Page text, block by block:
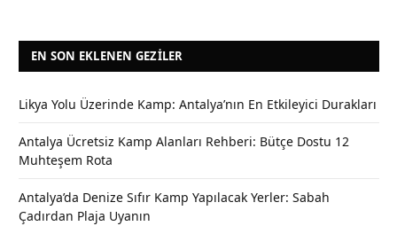
EN SON EKLENEN GEZILER
Likya Yolu Üzerinde Kamp: Antalya’nın En Etkileyici Durakları
Antalya Ücretsiz Kamp Alanları Rehberi: Bütçe Dostu 12
Muhteşem Rota
Antalya’da Denize Sıfır Kamp Yapılacak Yerler: Sabah
Çadırdan Plaja Uyanın